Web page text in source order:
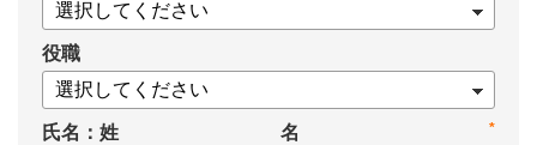
ません。
本資料では、人事DXの目的や成功させるためのポイントを解
説します。
役職
氏名：姓 *
名